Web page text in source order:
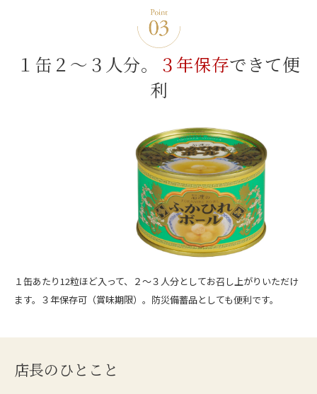
１缶２～３人分。 ３年保存できて便
利
１缶あたり12粒ほど入って、２～３人分としてお召し上がりいただけ
ます。３年保存可（賞味期限）。防災備蓄品としても便利です。
店長のひとこと